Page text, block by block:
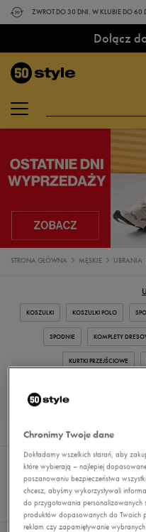
ZWROT DO 30 DNI. W KLUBIE DO 60
Dołącz
STRONA GŁÓWNA MĘSKIE UBRANIA
KOSZULKI KOSZULKI POLO
SPODNIE KOMPLETY
KURTKI PRZEJŚCIOWE
KURTKI ZIMOWE
6
Wyników
Sortuj:
REKOMENDOWANE
Chronimy Twoje dane
Dokładamy wszelkich starań, aby
które wybierają – najlepiej
poszanowaniu bezpieczeństwa
chcesz, abyśmy wykorzystywali
do przygotowania personalizowanych
produktów dopasowanych do Twoich
reklam czy zapamiętywanie